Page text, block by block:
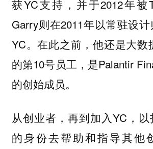
获YC支持，并于2012年被
Garry则在2011年以常驻设
YC。在此之前，他还是大数
的第10号员工，是Palantir
的创始成员。
从创业者，再到加入YC，
的身份去帮助和指导其